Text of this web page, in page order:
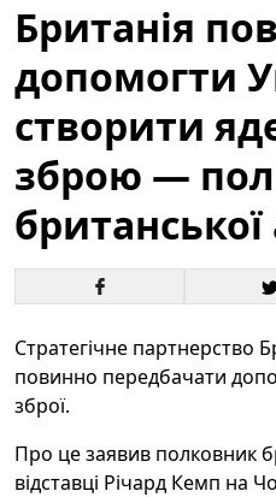
Британія
допомогти
створити
зброю —
британської
Стратегічне партнерство
повинно передбачати
зброї.
Про це заявив полковник
відставці Річард Кемп на